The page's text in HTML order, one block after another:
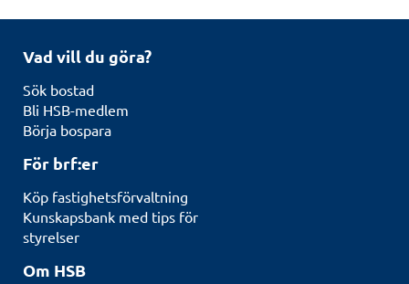
Vad vill du göra?
Sök bostad
Bli HSB-medlem
Börja bospara
För brf:er
Köp fastighetsförvaltning
Kunskapsbank med tips för
styrelser
Om HSB